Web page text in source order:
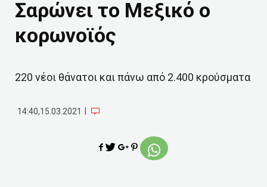
Σαρώνει το Μεξικό ο
κορωνοϊός
220 νέοι θάνατοι και πάνω από 2.400 κρούσματα
14:40,15.03.2021